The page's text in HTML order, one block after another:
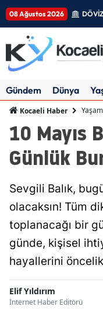
08 Ağustos 2026
Gündem Dünya
Kocaeli Haber Yaşam
10 Mayıs
Günlük
Sevgili Balık,
olacaksın! Tüm
toplanacağı bir
günde, kişisel
hayallerini
Elif Yıldırım
İnternet Haber Editörü